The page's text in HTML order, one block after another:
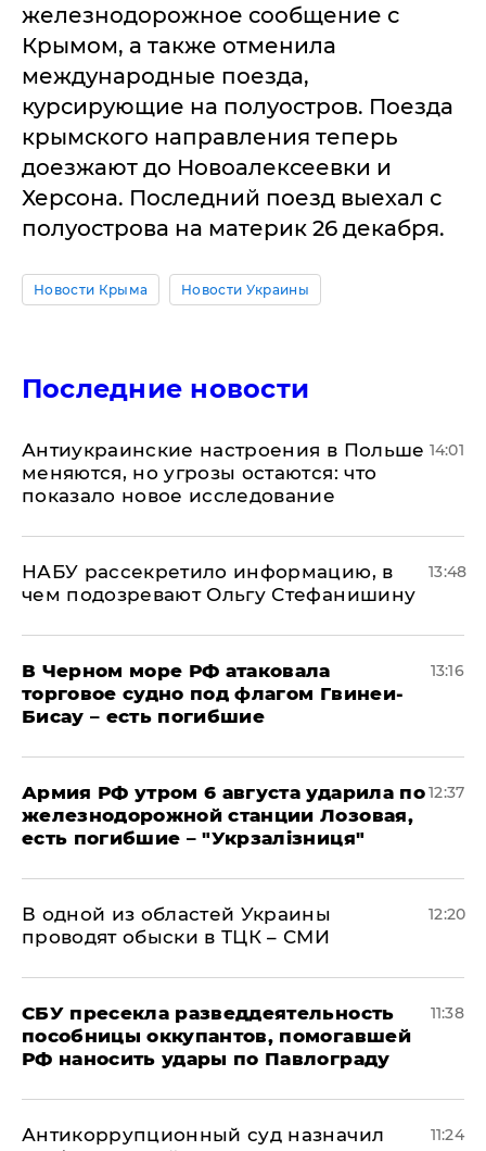
железнодорожное сообщение с
Крымом, а также отменила
международные поезда,
курсирующие на полуостров. Поезда
крымского направления теперь
доезжают до Новоалексеевки и
Херсона. Последний поезд выехал с
полуострова на материк 26 декабря.
Новости Крыма Новости Украины
Последние новости
Антиукраинские настроения в Польше
меняются, но угрозы остаются: что
показало новое исследование
14:01
НАБУ рассекретило информацию, в
чем подозревают Ольгу Стефанишину
13:48
В Черном море РФ атаковала
торговое судно под флагом Гвинеи-
Бисау – есть погибшие
13:16
Армия РФ утром 6 августа ударила по
железнодорожной станции Лозовая,
есть погибшие – "Укрзалізниця"
12:37
В одной из областей Украины
проводят обыски в ТЦК – СМИ
12:20
СБУ пресекла разведдеятельность
пособницы оккупантов, помогавшей
РФ наносить удары по Павлограду
11:38
Антикоррупционный суд назначил
11:24